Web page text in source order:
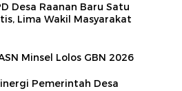
Desa Raanan Baru Satu
Lima Wakil Masyarakat
Minsel Lolos GBN 2026
Pemerintah Desa